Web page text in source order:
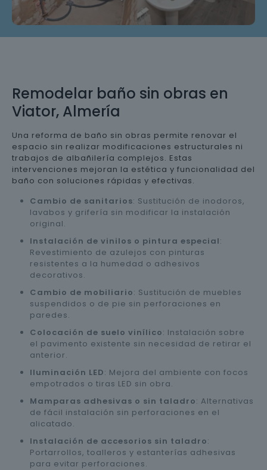
Remodelar baño sin obras en
Viator, Almería
Una reforma de baño sin obras permite renovar el
espacio sin realizar modificaciones estructurales ni
trabajos de albañilería complejos. Estas
intervenciones mejoran la estética y funcionalidad del
baño con soluciones rápidas y efectivas.
Cambio de sanitarios: Sustitución de inodoros,
lavabos y grifería sin modificar la instalación
original.
Instalación de vinilos o pintura especial:
Revestimiento de azulejos con pinturas
resistentes a la humedad o adhesivos
decorativos.
Cambio de mobiliario: Sustitución de muebles
suspendidos o de pie sin perforaciones en
paredes.
Colocación de suelo vinílico: Instalación sobre
el pavimento existente sin necesidad de retirar el
anterior.
Iluminación LED: Mejora del ambiente con focos
empotrados o tiras LED sin obra.
Mamparas adhesivas o sin taladro: Alternativas
de fácil instalación sin perforaciones en el
alicatado.
Instalación de accesorios sin taladro:
Portarrollos, toalleros y estanterías adhesivas
para evitar perforaciones.